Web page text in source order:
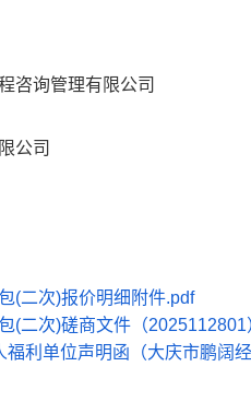
咨询管理有限公司
公司
(二次)报价明细附件.pdf
(二次)磋商文件（2025112801
利单位声明函（大庆市鹏阔